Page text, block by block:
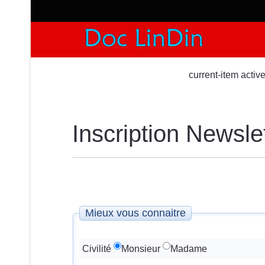
current-item
Inscription
Mieux vous connaitre
Civilité Monsieur Madame